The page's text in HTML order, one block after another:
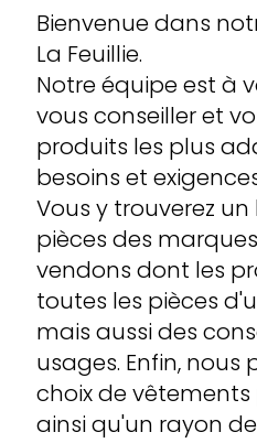
Bienvenue dans
La Feuillie.
Notre équipe est à
vous conseiller et
produits les plus
besoins et
Vous y trouverez
pièces des
vendons dont les
toutes les pièces
mais aussi des
usages. Enfin, nous
choix de vêtements
ainsi qu'un rayon